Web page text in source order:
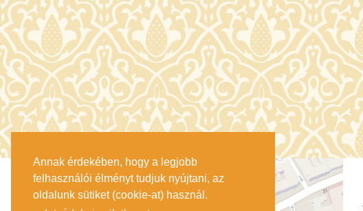
Annak érdekében, hogy a legjobb
felhasználói élményt tudjuk nyújtani, az
oldalunk sütiket (cookie-at) használ.